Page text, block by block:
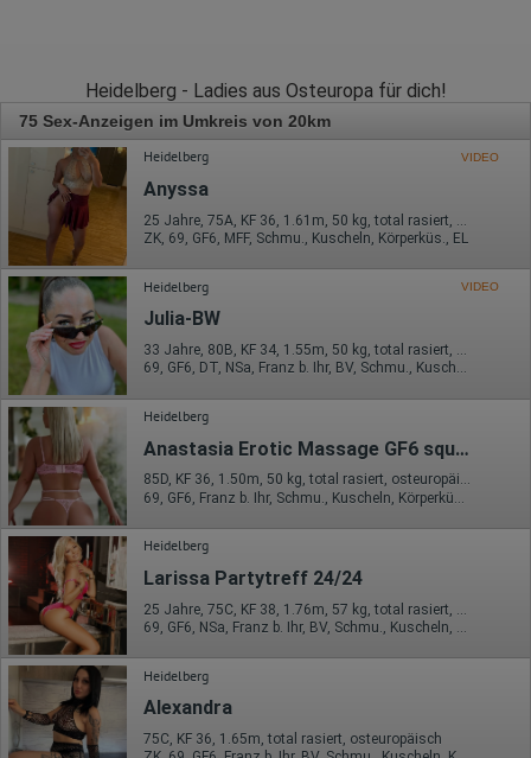
Heidelberg - Ladies aus Osteuropa für dich!
75 Sex-Anzeigen im Umkreis von 20km
Heidelberg VIDEO
Anyssa
25 Jahre, 75A, KF 36, 1.61m, 50 kg, total rasiert, osteuropäisch
ZK, 69, GF6, MFF, Schmu., Kuscheln, Körperküs., EL
Heidelberg VIDEO
Julia-BW
33 Jahre, 80B, KF 34, 1.55m, 50 kg, total rasiert, osteuropäisch
69, GF6, DT, NSa, Franz b. Ihr, BV, Schmu., Kuscheln
Heidelberg
Anastasia Erotic Massage GF6 squr*
85D, KF 36, 1.50m, 50 kg, total rasiert, osteuropäisch
Heidelberg
Larissa Partytreff 24/24
69, GF6, NSa, Franz b. Ihr, BV, Schmu., Kuscheln, Körperküs.
Heidelberg
Alexandra
75C, KF 36, 1.65m, total rasiert, osteuropäisch